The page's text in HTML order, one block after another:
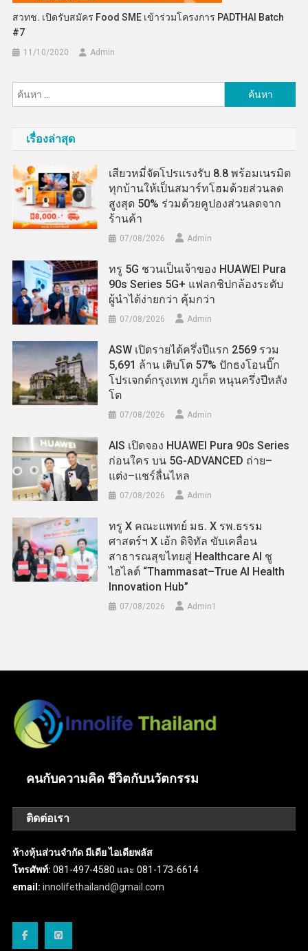
สวทช. เปิดรับสมัคร Food SME เข้าร่วมโครงการ PADTHAI Batch
#7
11/10/2020 Admin
สำหรับ:
เรื่องล่าสุด
เสียวหมี่จัดโปรแรงรับ 8.8 พร้อมเนรมิต
ทุกบ้านให้เป็นสมาร์ทโฮมด้วยส่วนลด
สูงสุด 50% ร่วมด้วยคูปองส่วนลดจาก
ร้านค้า
07/08/2026 Admin
ทรู 5G ชวนเป็นเจ้าของ HUAWEI Pura
90s Series 5G+ แฟลกชิปกล้องระดับ
ผู้นำได้ง่ายกว่า คุ้มกว่า
07/08/2026 Admin
ASW เปิดรายได้ครึ่งปีแรก 2569 รวม
5,691 ล้าน เติบโต 57% ปักธงโอนบิ๊ก
โปรเจกต์กรุงเทพ ภูเก็ต หนุนครึ่งปีหลัง
โต
07/08/2026 Admin
AIS เปิดจอง HUAWEI Pura 90s Series
ก่อนใคร บน 5G-ADVANCED ถ่าย–
แต่ง–แชร์ลื่นไหล
07/08/2026 Admin
ทรู X คณะแพทย์ มธ. X รพ.ธรรม
ศาสตร์ฯ X เอ้ก ดิจิทัล ขับเคลื่อน
สาธารณสุขไทยสู่ Healthcare AI ชู
ไฮไลต์ “Thammasat–True AI Health
Innovation Hub”
07/08/2026 Admin​1
คนกับความคิด ชีวิตกับนวัตกรรม
ติดต่อเรา
ห้างหุ้นส่วนจำกัด มีเดีย ไอเดียพลัส
โทรศัพท์: 081-497-4580 และ 081-173-6614
email: innolifethailand@gmail.com